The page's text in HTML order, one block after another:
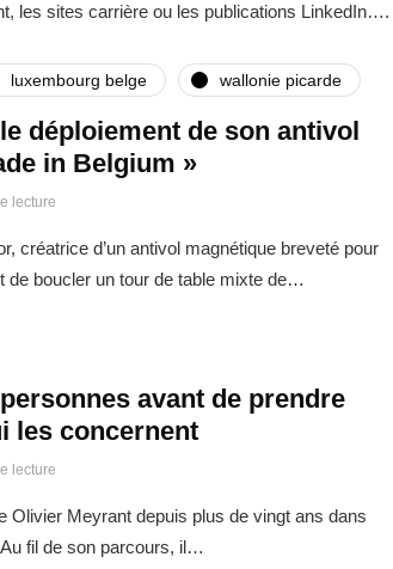
les sites carrière ou les publications LinkedIn….
luxembourg belge wallonie picarde
déploiement de son antivol
in Belgium »
lecture
créatrice d’un antivol magnétique breveté pour
de boucler un tour de table mixte de…
avant de prendre
les concernent
lecture
Olivier Meyrant depuis plus de vingt ans dans
fil de son parcours, il…